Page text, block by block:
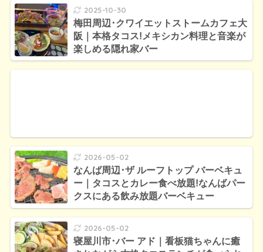
2025-10-30
梅田周辺･クワイエットストームカフェ大
阪｜本格タコス!メキシカン料理と音楽が
楽しめる隠れ家バー
2026-05-02
なんば周辺･ザ ルーフトップ バーベキュ
ー｜タコスとカレー食べ放題!なんばパー
クスにある飲み放題バーベキュー
2026-05-02
寝屋川市･バー アド｜看板猫ちゃんに癒